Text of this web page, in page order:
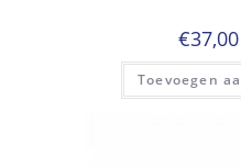
€37,00
Toevoegen